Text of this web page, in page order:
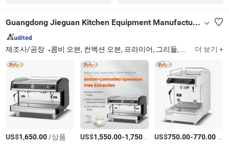
Guangdong Jieguan Kitchen Equipment Manufacturing Co., Ltd.
제조사/공장 콤비 오븐, 컨벡션 오븐, 프라이어, 그리들, 인덕션 쿡커, 커피 메이커, 치킨 로티세리, 음식 워머, 베인 마리, 파스타 쿡커 및 조리대 더 보기 +
US$1,650.00/상품 US$1,550.00-1,750.00 /상품
US$750.00-770.00